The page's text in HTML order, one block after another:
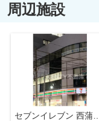
周辺施設
セブンイレブン 西蒲田5丁目店